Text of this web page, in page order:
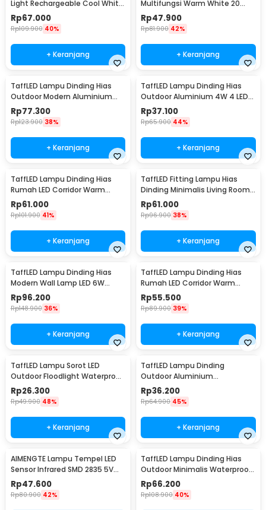
Light Rechargeable Cool White
2.2W - Y-975
Rp67.000
Rp109.900 40%
+ Keranjang
Multifungsi Warm White 20
Lumens 1W 3 PCS - YJ-904
Rp47.900
Rp81.900 42%
+ Keranjang
TaffLED Lampu Dinding Hias
Outdoor Modern Aluminium
6W Warm White - MSL022
Rp77.300
Rp123.900 38%
+ Keranjang
TaffLED Lampu Dinding Hias
Outdoor Aluminium 4W 4 LED
Warm White - B053
Rp37.100
Rp65.900 44%
+ Keranjang
TaffLED Lampu Dinding Hias
Rumah LED Corridor Warm
White 3000K 6W 29cm - F0011
Rp61.000
Rp101.900 41%
+ Keranjang
TaffLED Fitting Lampu Hias
Dinding Minimalis Living Room
Light E27 - F215
Rp61.000
Rp96.900 38%
+ Keranjang
TaffLED Lampu Dinding Hias
Modern Wall Lamp LED 6W
Warm White 85-265V -
WLA8286
Rp96.200
Rp148.900 36%
+ Keranjang
TaffLED Lampu Dinding Hias
Rumah LED Corridor Warm
White 3000K 6W 22cm - F0011
Rp55.500
Rp89.900 39%
+ Keranjang
TaffLED Lampu Sorot LED
Outdoor Floodlight Waterproof
Cool White 50W - A8
Rp26.300
Rp49.900 48%
+ Keranjang
TaffLED Lampu Dinding
Outdoor Aluminium
Waterproof LED 3W Warm
White - WD079
Rp36.200
Rp64.900 45%
+ Keranjang
AIMENGTE Lampu Tempel LED
Sensor Infrared SMD 2835 5V
50cm - D2835
Rp47.600
Rp80.900 42%
TaffLED Lampu Dinding Hias
Outdoor Minimalis Waterproof
Warm White 6W - NR-10
Rp66.200
Rp108.900 40%